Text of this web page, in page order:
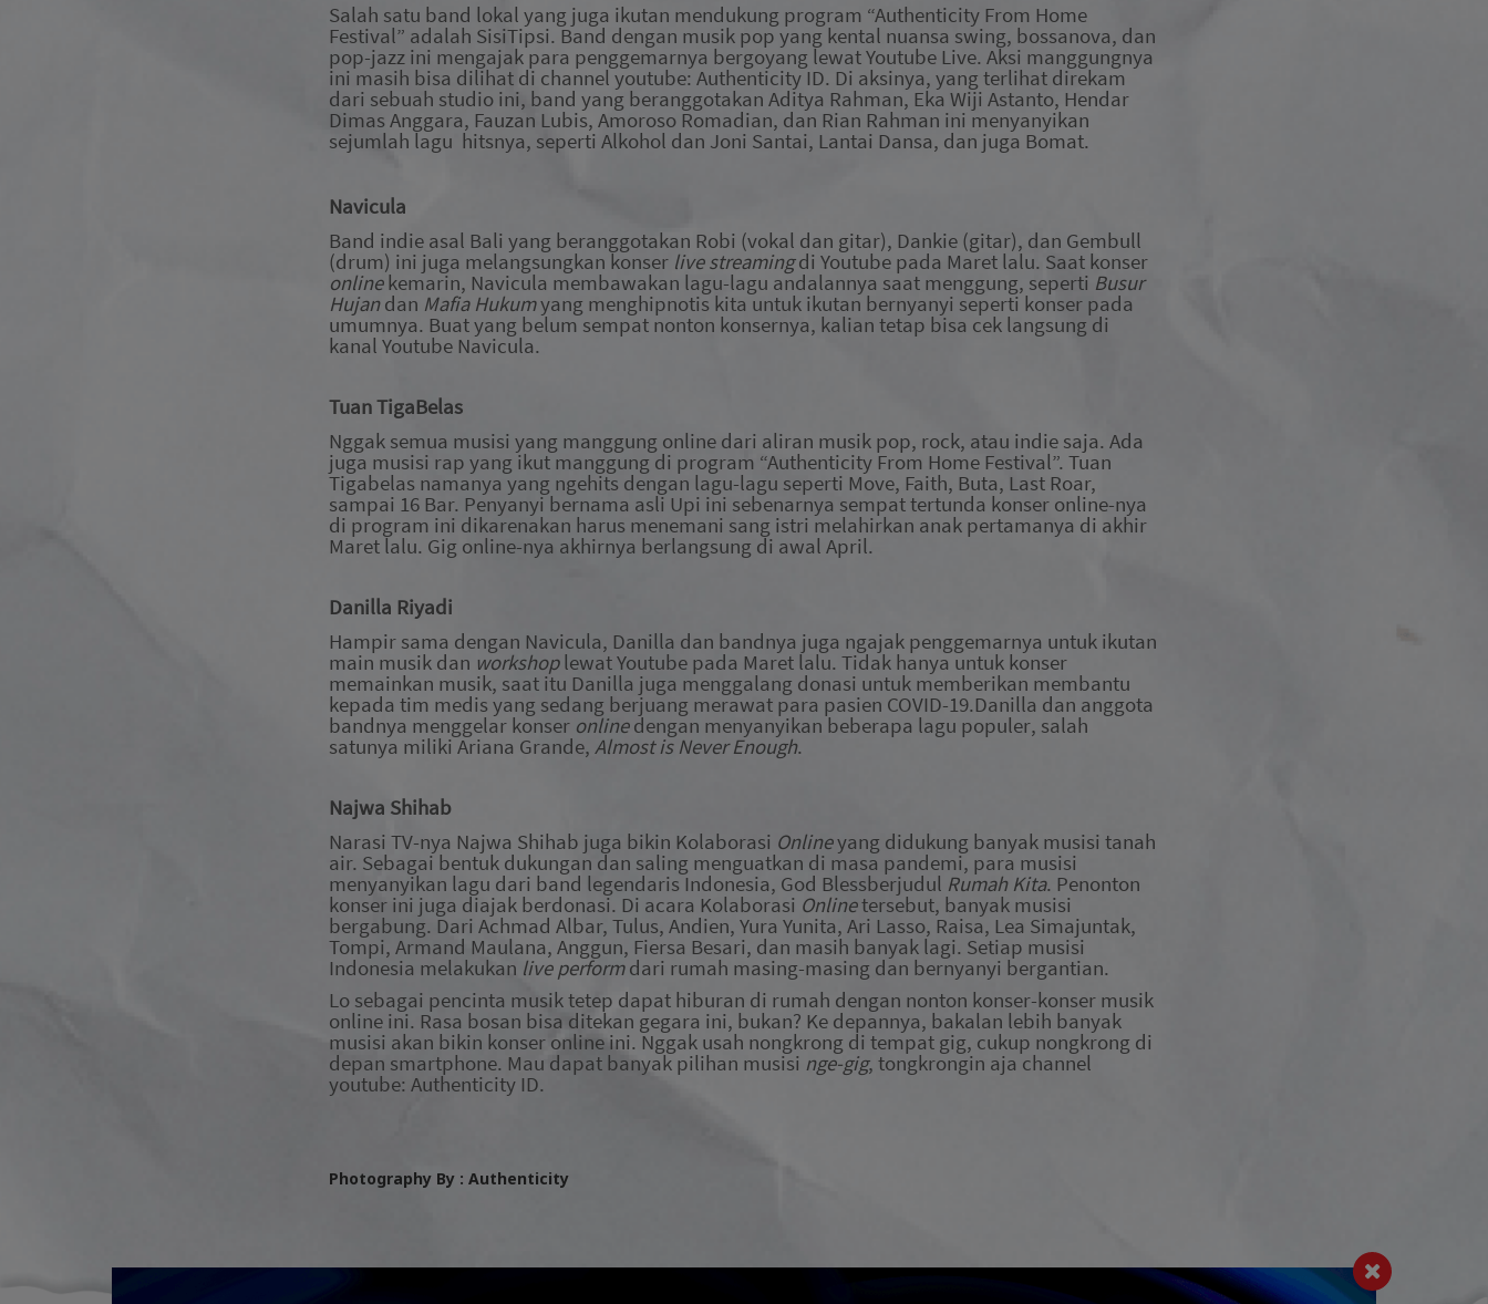
Salah satu band lokal yang juga ikutan mendukung program “Authenticity From Home
Festival” adalah SisiTipsi. Band dengan musik pop yang kental nuansa swing, bossanova, dan
pop-jazz ini mengajak para penggemarnya bergoyang lewat Youtube Live. Aksi manggungnya
ini masih bisa dilihat di channel youtube: Authenticity ID. Di aksinya, yang terlihat direkam
dari sebuah studio ini, band yang beranggotakan Aditya Rahman, Eka Wiji Astanto, Hendar
Dimas Anggara, Fauzan Lubis, Amoroso Romadian, dan Rian Rahman ini menyanyikan
sejumlah lagu hitsnya, seperti Alkohol dan Joni Santai, Lantai Dansa, dan juga Bomat.
Navicula
Band indie asal Bali yang beranggotakan Robi (vokal dan gitar), Dankie (gitar), dan Gembull
(drum) ini juga melangsungkan konser live streamingdi Youtube pada Maret lalu. Saat konser
onlinekemarin, Navicula membawakan lagu-lagu andalannya saat menggung, seperti Busur
Hujandan Mafia Hukumyang menghipnotis kita untuk ikutan bernyanyi seperti konser pada
umumnya. Buat yang belum sempat nonton konsernya, kalian tetap bisa cek langsung di
kanal Youtube Navicula.
Tuan TigaBelas
Nggak semua musisi yang manggung online dari aliran musik pop, rock, atau indie saja. Ada
juga musisi rap yang ikut manggung di program “Authenticity From Home Festival”. Tuan
Tigabelas namanya yang ngehits dengan lagu-lagu seperti Move, Faith, Buta, Last Roar,
sampai 16 Bar. Penyanyi bernama asli Upi ini sebenarnya sempat tertunda konser online-nya
di program ini dikarenakan harus menemani sang istri melahirkan anak pertamanya di akhir
Maret lalu. Gig online-nya akhirnya berlangsung di awal April.
Danilla Riyadi
Hampir sama dengan Navicula, Danilla dan bandnya juga ngajak penggemarnya untuk ikutan
main musik dan workshoplewat Youtube pada Maret lalu. Tidak hanya untuk konser
memainkan musik, saat itu Danilla juga menggalang donasi untuk memberikan membantu
kepada tim medisyang sedang berjuang merawat para pasien COVID-19.Danilla dan anggota
bandnya menggelar konser onlinedengan menyanyikan beberapa lagu populer, salah
satunya miliki Ariana Grande, Almost is Never Enough.
Najwa Shihab
Narasi TV-nya Najwa Shihab juga bikin Kolaborasi Onlineyang didukung banyak musisi tanah
air. Sebagai bentuk dukungan dan saling menguatkan di masa pandemi, para musisi
menyanyikan lagu dari band legendaris Indonesia, God Blessberjudul Rumah Kita. Penonton
konser ini juga diajak berdonasi. Di acara Kolaborasi Onlinetersebut, banyak musisi
bergabung. Dari Achmad Albar, Tulus, Andien, Yura Yunita, Ari Lasso, Raisa, Lea Simajuntak,
Tompi, Armand Maulana, Anggun, Fiersa Besari, dan masih banyak lagi. Setiap musisi
Indonesia melakukan live performdari rumah masing-masing dan bernyanyi bergantian.
Lo sebagai pencinta musik tetep dapat hiburan di rumah dengan nonton konser-konser musik
online ini. Rasa bosan bisa ditekan gegara ini, bukan? Ke depannya, bakalan lebih banyak
musisi akan bikin konser online ini. Nggak usah nongkrong di tempat gig, cukup nongkrong di
depan smartphone. Mau dapat banyak pilihan musisi nge-gig, tongkrongin aja channel
youtube: Authenticity ID.
Photography By : Authenticity